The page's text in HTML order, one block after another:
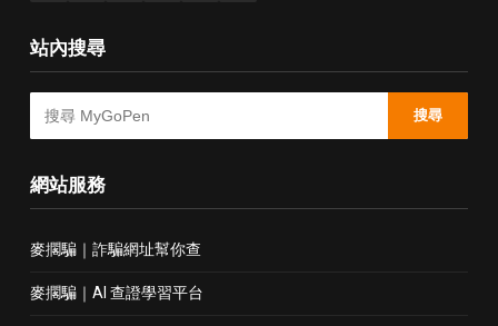
站內搜尋
搜尋
網站服務
麥擱騙｜詐騙網址幫你查
麥擱騙｜AI 查證學習平台